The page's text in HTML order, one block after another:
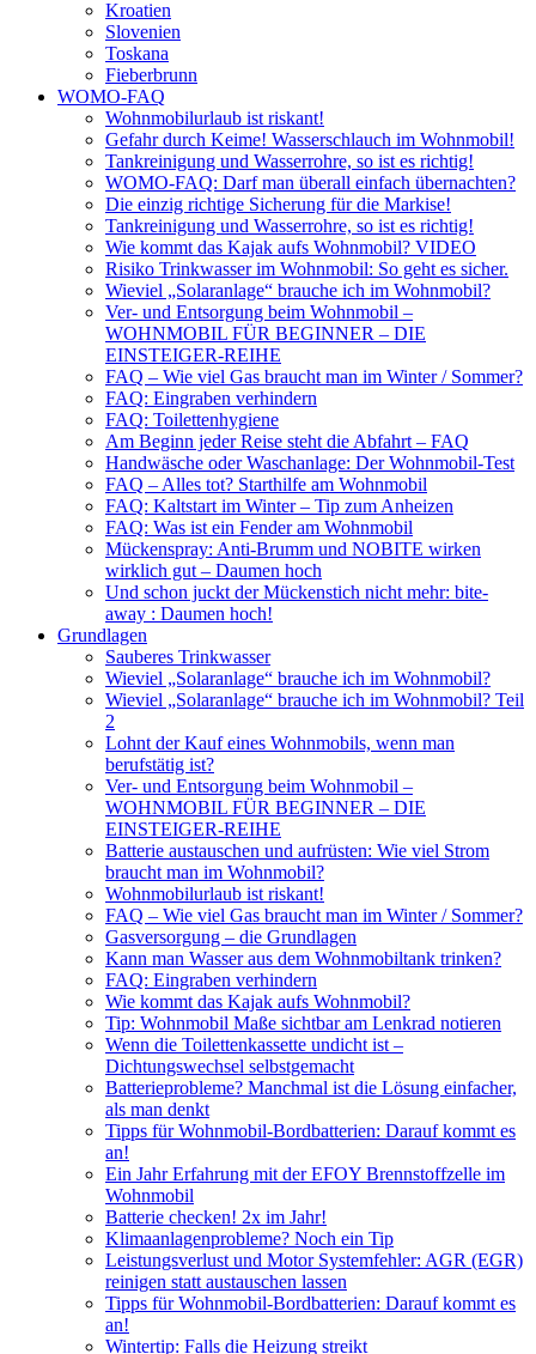
Kroatien
Slovenien
Toskana
Fieberbrunn
WOMO-FAQ
Wohnmobilurlaub ist riskant!
Gefahr durch Keime! Wasserschlauch im Wohnmobil!
Tankreinigung und Wasserrohre, so ist es richtig!
WOMO-FAQ: Darf man überall einfach übernachten?
Die einzig richtige Sicherung für die Markise!
Tankreinigung und Wasserrohre, so ist es richtig!
Wie kommt das Kajak aufs Wohnmobil? VIDEO
Risiko Trinkwasser im Wohnmobil: So geht es sicher.
Wieviel „Solaranlage“ brauche ich im Wohnmobil?
Ver- und Entsorgung beim Wohnmobil –
WOHNMOBIL FÜR BEGINNER – DIE
EINSTEIGER-REIHE
FAQ – Wie viel Gas braucht man im Winter / Sommer?
FAQ: Eingraben verhindern
FAQ: Toilettenhygiene
Am Beginn jeder Reise steht die Abfahrt – FAQ
Handwäsche oder Waschanlage: Der Wohnmobil-Test
FAQ – Alles tot? Starthilfe am Wohnmobil
FAQ: Kaltstart im Winter – Tip zum Anheizen
FAQ: Was ist ein Fender am Wohnmobil
Mückenspray: Anti-Brumm und NOBITE wirken
wirklich gut – Daumen hoch
Und schon juckt der Mückenstich nicht mehr: bite-
away : Daumen hoch!
Grundlagen
Sauberes Trinkwasser
Wieviel „Solaranlage“ brauche ich im Wohnmobil?
Wieviel „Solaranlage“ brauche ich im Wohnmobil? Teil
2
Lohnt der Kauf eines Wohnmobils, wenn man
berufstätig ist?
Ver- und Entsorgung beim Wohnmobil –
WOHNMOBIL FÜR BEGINNER – DIE
EINSTEIGER-REIHE
Batterie austauschen und aufrüsten: Wie viel Strom
braucht man im Wohnmobil?
Wohnmobilurlaub ist riskant!
FAQ – Wie viel Gas braucht man im Winter / Sommer?
Gasversorgung – die Grundlagen
Kann man Wasser aus dem Wohnmobiltank trinken?
FAQ: Eingraben verhindern
Wie kommt das Kajak aufs Wohnmobil?
Tip: Wohnmobil Maße sichtbar am Lenkrad notieren
Wenn die Toilettenkassette undicht ist –
Dichtungswechsel selbstgemacht
Batterieprobleme? Manchmal ist die Lösung einfacher,
als man denkt
Tipps für Wohnmobil-Bordbatterien: Darauf kommt es
an!
Ein Jahr Erfahrung mit der EFOY Brennstoffzelle im
Wohnmobil
Batterie checken! 2x im Jahr!
Klimaanlagenprobleme? Noch ein Tip
Leistungsverlust und Motor Systemfehler: AGR (EGR)
reinigen statt austauschen lassen
Tipps für Wohnmobil-Bordbatterien: Darauf kommt es
an!
Wintertip: Falls die Heizung streikt